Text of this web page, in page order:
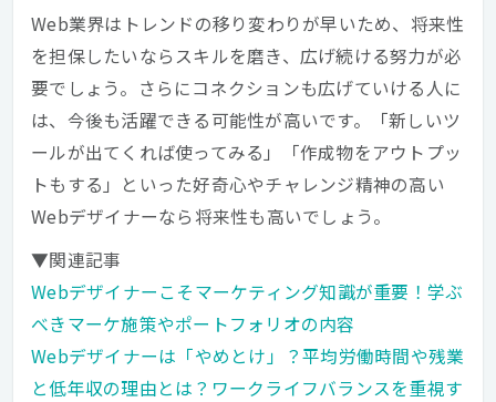
Web業界はトレンドの移り変わりが早いため、将来性
を担保したいならスキルを磨き、広げ続ける努力が必
要でしょう。さらにコネクションも広げていける人に
は、今後も活躍できる可能性が高いです。「新しいツ
ールが出てくれば使ってみる」「作成物をアウトプッ
トもする」といった好奇心やチャレンジ精神の高い
Webデザイナーなら将来性も高いでしょう。
▼関連記事
Webデザイナーこそマーケティング知識が重要！学ぶ
べきマーケ施策やポートフォリオの内容
Webデザイナーは「やめとけ」？平均労働時間や残業
と低年収の理由とは？ワークライフバランスを重視す